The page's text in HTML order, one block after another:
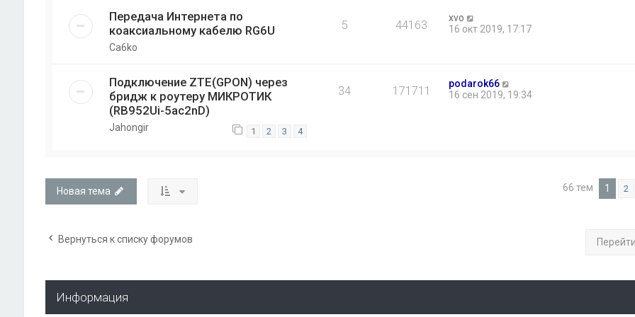
Передача Интернета по
коаксиальному кабелю RG6U
Ca6ko
5 44163
xvo
16 окт 2019, 17:17
Подключение ZTE(GPON) через
бридж к роутеру МИКРОТИК
(RB952Ui-5ac2nD)
Jahongir 1 2 3 4
34 171711
podarok66
16 сен 2019, 19:34
Новая тема 66 тем 1 2
Вернуться к списку форумов Перейти
Информация